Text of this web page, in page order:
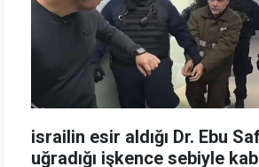
israilin esir aldığı Dr. Ebu
uğradığı işkence sebiyle